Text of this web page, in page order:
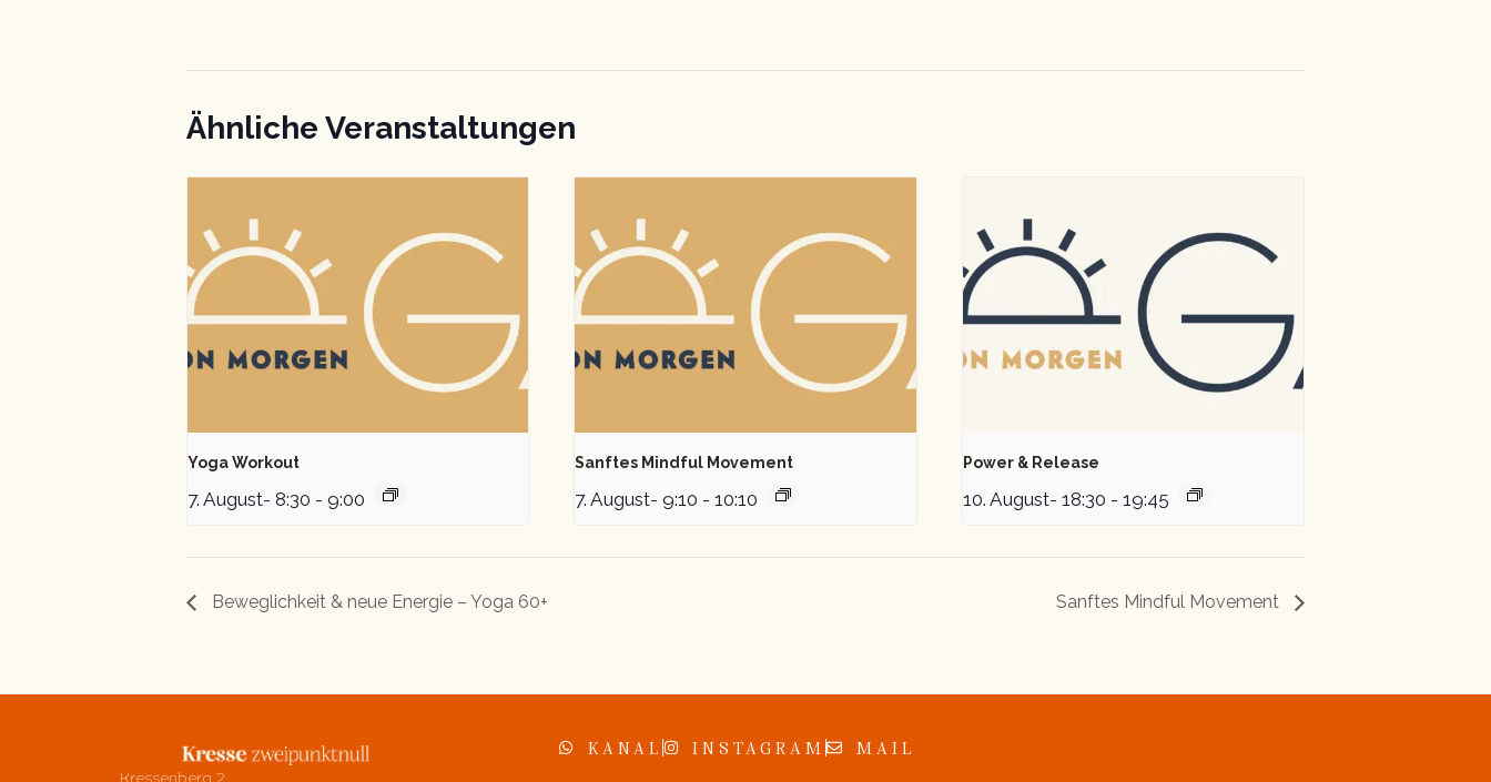
Ähnliche Veranstaltungen
Yoga Workout
7. August- 8:30 - 9:00
Sanftes Mindful Movement
7. August- 9:10 - 10:10
Power & Release
10. August- 18:30 - 19:45
Beweglichkeit & neue Energie – Yoga 60+ Sanftes Mindful Movement
Kressenberg 2
KANAL INSTAGRAM MAIL